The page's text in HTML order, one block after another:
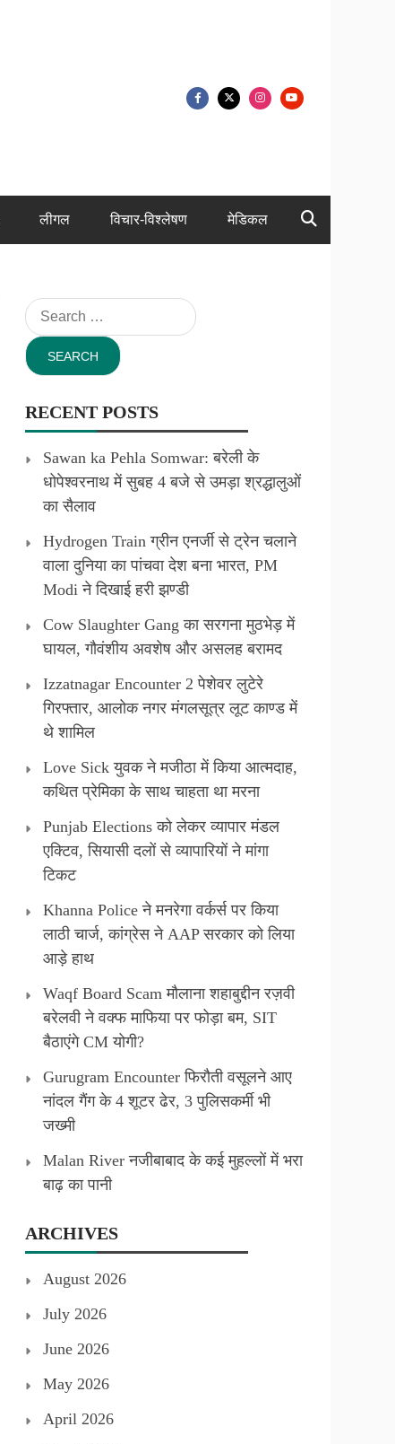
लीगल विचार-विश्लेषण मेडिकल
Search
for:
RECENT POSTS
Sawan ka Pehla Somwar: बरेली के
धोपेश्वरनाथ में सुबह 4 बजे से उमड़ा श्रद्धालुओं
का सैलाव
Hydrogen Train ग्रीन एनर्जी से ट्रेन चलाने
वाला दुनिया का पांचवा देश बना भारत, PM
Modi ने दिखाई हरी झण्डी
Cow Slaughter Gang का सरगना मुठभेड़ में
घायल, गौवंशीय अवशेष और असलह बरामद
Izzatnagar Encounter 2 पेशेवर लुटेरे
गिरफ्तार, आलोक नगर मंगलसूत्र लूट काण्‍ड में
थे शामिल
Love Sick युवक ने मजीठा में किया आत्मदाह,
कथित प्रेमिका के साथ चाहता था मरना
Punjab Elections को लेकर व्यापार मंडल
एक्टिव, सियासी दलों से व्यापारियों ने मांगा
टिकट
Khanna Police ने मनरेगा वर्कर्स पर किया
लाठी चार्ज, कांग्रेस ने AAP सरकार को लिया
आड़े हाथ
Waqf Board Scam मौलाना शहाबुद्दीन रज़वी
बरेलवी ने वक्फ माफिया पर फोड़ा बम, SIT
बैठाएंगे CM योगी?
Gurugram Encounter फिरौती वसूलने आए
नांदल गैंग के 4 शूटर ढेर, 3 पुलिसकर्मी भी
जख्मी
Malan River नजीबाबाद के कई मुहल्लों में भरा
बाढ़ का पानी
ARCHIVES
August 2026
July 2026
June 2026
May 2026
April 2026